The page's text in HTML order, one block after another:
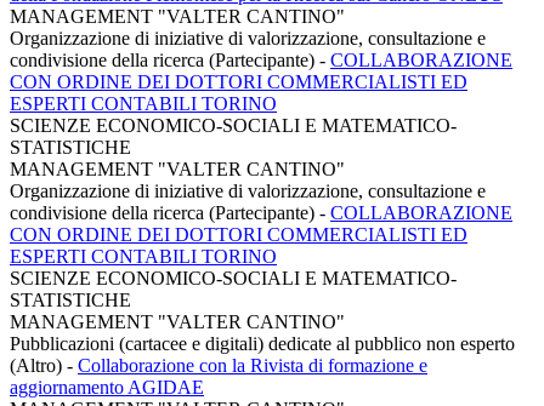
MANAGEMENT "VALTER CANTINO"
Organizzazione di iniziative di valorizzazione, consultazione e
condivisione della ricerca (Partecipante) - COLLABORAZIONE
CON ORDINE DEI DOTTORI COMMERCIALISTI ED
ESPERTI CONTABILI TORINO
SCIENZE ECONOMICO-SOCIALI E MATEMATICO-
STATISTICHE
MANAGEMENT "VALTER CANTINO"
Organizzazione di iniziative di valorizzazione, consultazione e
condivisione della ricerca (Partecipante) - COLLABORAZIONE
CON ORDINE DEI DOTTORI COMMERCIALISTI ED
ESPERTI CONTABILI TORINO
SCIENZE ECONOMICO-SOCIALI E MATEMATICO-
STATISTICHE
MANAGEMENT "VALTER CANTINO"
Pubblicazioni (cartacee e digitali) dedicate al pubblico non esperto
(Altro) - Collaborazione con la Rivista di formazione e
aggiornamento AGIDAE